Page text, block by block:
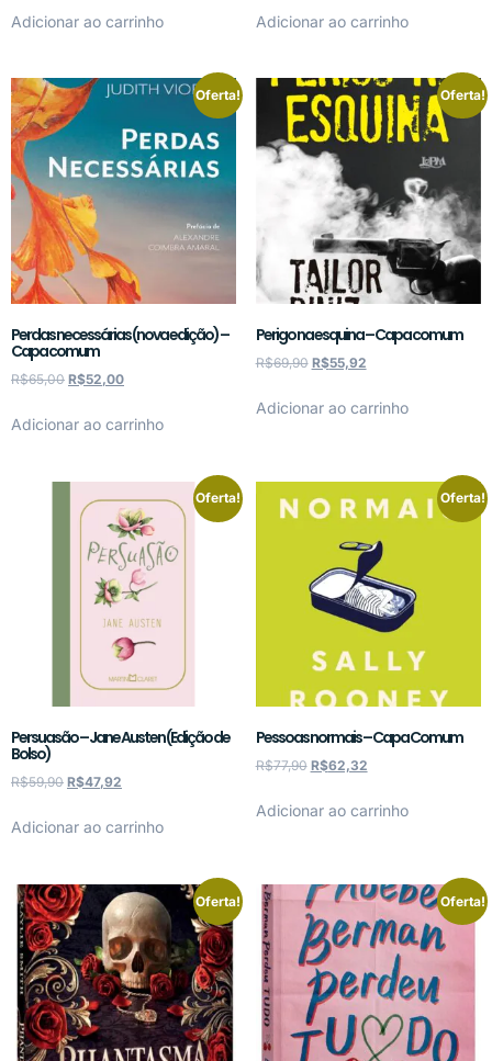
Adicionar ao carrinho Adicionar ao carrinho
Oferta!
Perdas necessárias (nova edição) –
Capa comum
R$65,00 R$52,00
Adicionar ao carrinho
Oferta!
Perigo na esquina – Capa comum
R$69,90 R$55,92
Adicionar ao carrinho
Oferta!
Persuasão – Jane Austen (Edição de
Bolso)
R$59,90 R$47,92
Adicionar ao carrinho
Oferta!
Pessoas normais – Capa Comum
R$77,90 R$62,32
Adicionar ao carrinho
Oferta! Oferta!